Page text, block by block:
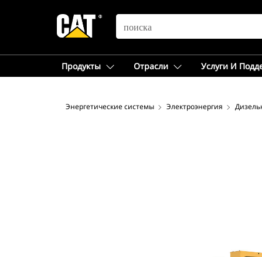
SEARCH
Продукты Отрасли Услуги И
Энергетические системы Электроэнергия